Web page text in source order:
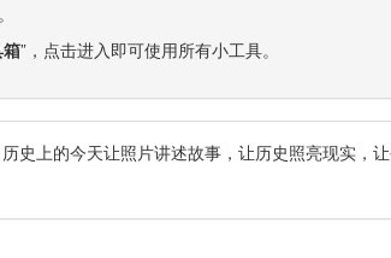
”，点击进入即可使用所有小工具。
史上的今天让照片讲述故事，让历史照亮现实，